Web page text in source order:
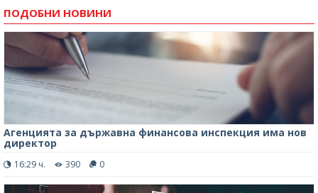
ПОДОБНИ НОВИНИ
Агенцията за държавна финансова инспекция има нов
директор
16:29 ч. 390 0